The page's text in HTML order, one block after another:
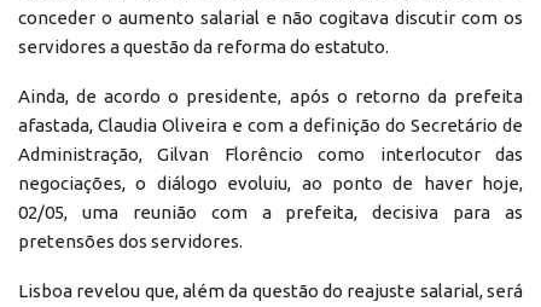
conceder o aumento salarial e não cogitava discutir com os
servidores a questão da reforma do estatuto.
Ainda, de acordo o presidente, após o retorno da prefeita
afastada, Claudia Oliveira e com a definição do Secretário de
Administração, Gilvan Florêncio como interlocutor das
negociações, o diálogo evoluiu, ao ponto de haver hoje,
02/05, uma reunião com a prefeita, decisiva para as
pretensões dos servidores.
Lisboa revelou que, além da questão do reajuste salarial, será